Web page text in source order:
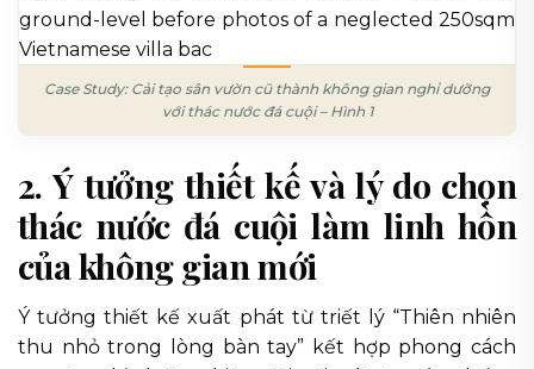
Case Study: Cải tạo sân vườn cũ thành không gian nghỉ dưỡng
với thác nước đá cuội – Hình 1
2. Ý tưởng thiết kế và lý do chọn
thác nước đá cuội làm linh hồn
của không gian mới
Ý tưởng thiết kế xuất phát từ triết lý “Thiên nhiên
thu nhỏ trong lòng bàn tay” kết hợp phong cách